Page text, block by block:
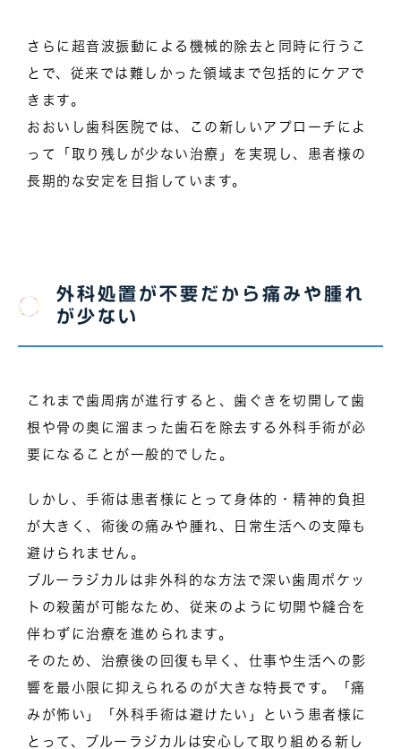
さらに超音波振動による機械的除去と同時に行うこ
とで、従来では難しかった領域まで包括的にケアで
きます。
おおいし歯科医院では、この新しいアプローチによ
って「取り残しが少ない治療」を実現し、患者様の
長期的な安定を目指しています。
外科処置が不要だから痛みや腫れ
が少ない
これまで歯周病が進行すると、歯ぐきを切開して歯
根や骨の奥に溜まった歯石を除去する外科手術が必
要になることが一般的でした。
しかし、手術は患者様にとって身体的・精神的負担
が大きく、術後の痛みや腫れ、日常生活への支障も
避けられません。
ブルーラジカルは非外科的な方法で深い歯周ポケッ
トの殺菌が可能なため、従来のように切開や縫合を
伴わずに治療を進められます。
そのため、治療後の回復も早く、仕事や生活への影
響を最小限に抑えられるのが大きな特長です。「痛
みが怖い」「外科手術は避けたい」という患者様に
とって、ブルーラジカルは安心して取り組める新し